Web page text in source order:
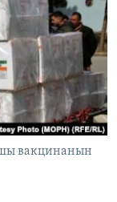
вакцинанын